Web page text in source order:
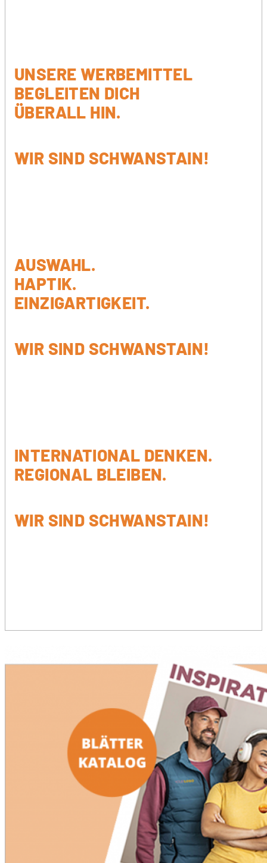
UNSERE WERBEMITTEL
BEGLEITEN DICH
ÜBERALL HIN.
WIR SIND SCHWANSTAIN!
AUSWAHL.
HAPTIK.
EINZIGARTIGKEIT.
WIR SIND SCHWANSTAIN!
INTERNATIONAL DENKEN.
REGIONAL BLEIBEN.
WIR SIND SCHWANSTAIN!